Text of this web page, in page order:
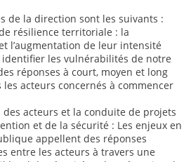
de la direction sont les suivants :
résilience territoriale : la
l’augmentation de leur intensité
les vulnérabilités de notre
réponses à court, moyen et long
acteurs concernés à commencer
acteurs et la conduite de projets
et de la sécurité : Les enjeux en
appellent des réponses
entre les acteurs à travers une